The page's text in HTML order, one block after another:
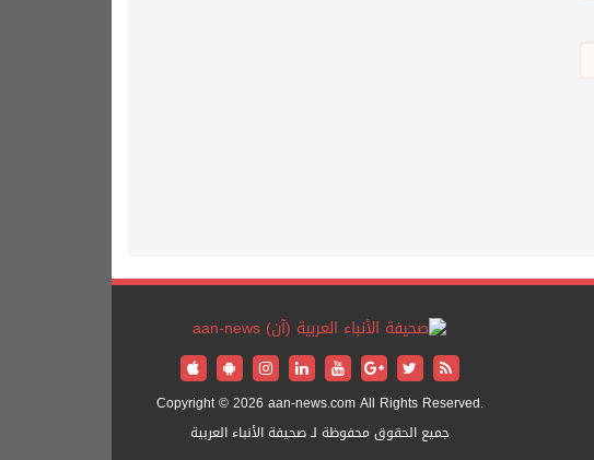
Copyright © 2026 aan-news.com All Rights Reserved.
جميع الحقوق محفوظة لـ صحيفة الأنباء العربية